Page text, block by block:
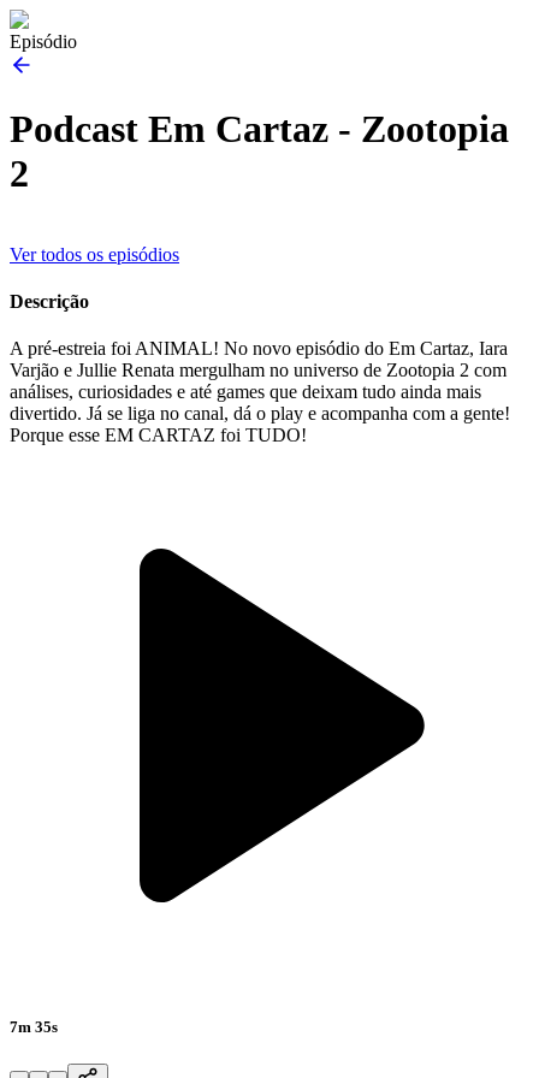
Episódio
Podcast Em Cartaz - Zootopia
2
Ver todos os episódios
Descrição
A pré-estreia foi ANIMAL! No novo episódio do Em Cartaz, Iara
Varjão e Jullie Renata mergulham no universo de Zootopia 2 com
análises, curiosidades e até games que deixam tudo ainda mais
divertido. Já se liga no canal, dá o play e acompanha com a gente!
Porque esse EM CARTAZ foi TUDO!
7m 35s